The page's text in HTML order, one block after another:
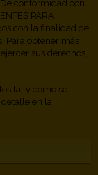
. De conformidad con
PARA
con la finalidad de
Para obtener más
sus derechos,
tal y como se
en la